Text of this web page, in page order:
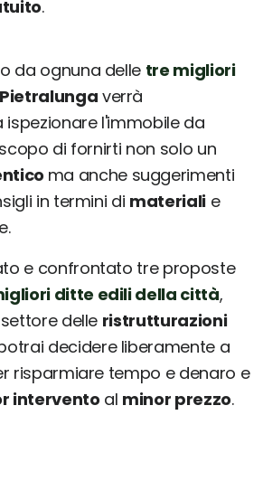
.
da ognuna delle tre migliori
verrà
l'immobile da
di fornirti non solo un
ma anche suggerimenti
in termini di materialie
e confrontato tre proposte
ditte edili della città,
delle ristrutturazioni
decidere liberamente a
risparmiare tempo e denaro e
intervento al minor prezzo.